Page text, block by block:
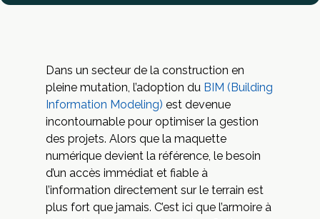
Dans un secteur de la construction en
pleine mutation, l’adoption du BIM (Building
Information Modeling) est devenue
incontournable pour optimiser la gestion
des projets. Alors que la maquette
numérique devient la référence, le besoin
d’un accès immédiat et fiable à
l’information directement sur le terrain est
plus fort que jamais. C’est ici que l’armoire à